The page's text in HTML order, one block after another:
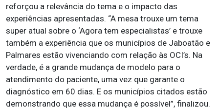
reforçou a relevância do tema e o impacto das
experiências apresentadas. “A mesa trouxe um tema
super atual sobre o ‘Agora tem especialistas’ e trouxe
também a experiência que os municípios de Jaboatão e
Palmares estão vivenciando com relação às OCI’s. Na
verdade, é a grande mudança de modelo para o
atendimento do paciente, uma vez que garante o
diagnóstico em 60 dias. E os municípios citados estão
demonstrando que essa mudança é possível”, finalizou.